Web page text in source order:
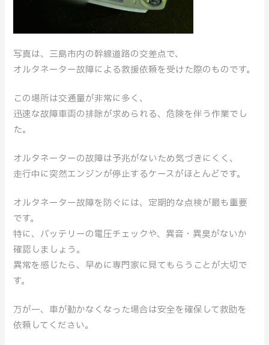
写真は、三島市内の幹線道路の交差点で、
オルタネーター故障による救援依頼を受けた際のものです。
この場所は交通量が非常に多く、
迅速な故障車両の排除が求められる、危険を伴う作業でし
た。
オルタネーターの故障は予兆がないため気づきにくく、
走行中に突然エンジンが停止するケースがほとんどです。
オルタネーター故障を防ぐには、定期的な点検が最も重要
です。
特に、バッテリーの電圧チェックや、異音・異臭がないか
確認しましょう。
異常を感じたら、早めに専門家に見てもらうことが大切で
す。
万が一、車が動かなくなった場合は安全を確保して救助を
依頼してください。